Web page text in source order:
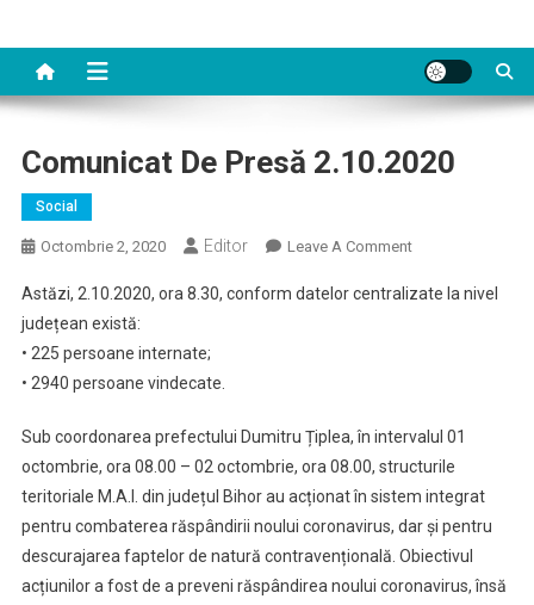
Comunicat De Presă 2.10.2020
Social
Octombrie 2, 2020 Editor Leave A CommentOn
De
Astăzi, 2.10.2020, ora 8.30, conform datelor centralizate la nivel
județean există:
• 225 persoane internate;
• 2940 persoane vindecate.
Sub coordonarea prefectului Dumitru Țiplea, în intervalul 01
octombrie, ora 08.00 – 02 octombrie, ora 08.00, structurile
teritoriale M.A.I. din județul Bihor au acționat în sistem integrat
pentru combaterea răspândirii noului coronavirus, dar și pentru
descurajarea faptelor de natură contravențională. Obiectivul
acțiunilor a fost de a preveni răspândirea noului coronavirus, însă